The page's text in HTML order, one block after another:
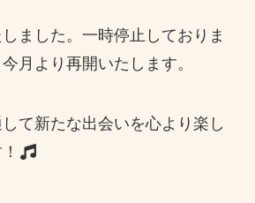
ました。一時停止しておりま
月より再開いたします。
て新たな出会いを心より楽し